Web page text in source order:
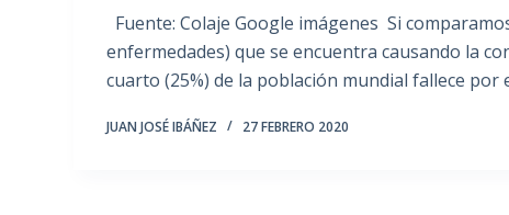
Fuente: Colaje Google imágenes Si
enfermedades) que se encuentra causando la
cuarto (25%) de la población mundial fallece por
JUAN JOSÉ IBÁÑEZ 27 FEBRERO 2020